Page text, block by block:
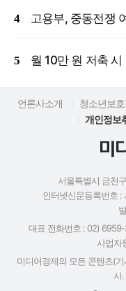
언론사소개 청소년보
개인정보
서울특별시 금천
인터넷신문등록번호 :
대표 전화번호 : 02)
사업자
미디어경제의 모든 콘텐츠(
사